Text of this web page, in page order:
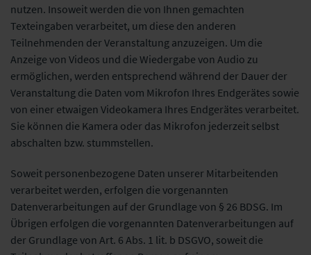
nutzen. Insoweit werden die von Ihnen gemachten
Texteingaben verarbeitet, um diese den anderen
Teilnehmenden der Veranstaltung anzuzeigen. Um die
Anzeige von Videos und die Wiedergabe von Audio zu
ermöglichen, werden entsprechend während der Dauer der
Veranstaltung die Daten vom Mikrofon Ihres Endgerätes sowie
von einer etwaigen Videokamera Ihres Endgerätes verarbeitet.
Sie können die Kamera oder das Mikrofon jederzeit selbst
abschalten bzw. stummstellen.
Soweit personenbezogene Daten unserer Mitarbeitenden
verarbeitet werden, erfolgen die vorgenannten
Datenverarbeitungen auf der Grundlage von § 26 BDSG. Im
Übrigen erfolgen die vorgenannten Datenverarbeitungen auf
der Grundlage von Art. 6 Abs. 1 lit. b DSGVO, soweit die